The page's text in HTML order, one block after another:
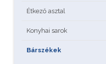
Étkező asztal
Konyhai sarok
Bárszékek